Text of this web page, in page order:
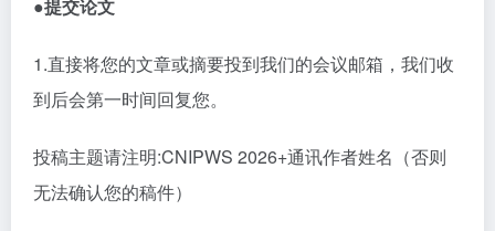
●提交论文
1.直接将您的文章或摘要投到我们的会议邮箱，我们收
到后会第一时间回复您。
投稿主题请注明:CNIPWS 2026+通讯作者姓名（否则
无法确认您的稿件）